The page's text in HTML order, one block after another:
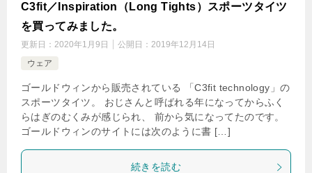
C3fit／Inspiration（Long Tights）スポーツタイツ
を買ってみました。
更新日： 2020年1月9日 公開日： 2019年12月14日
ウェア
ゴールドウィンから販売されている 「C3fit technology」の
スポーツタイツ。 おじさんと呼ばれる年になってからふく
らはぎのむくみが感じられ、 前から気になってたのです。
ゴールドウィンのサイトには次のように書 […]
続きを読む